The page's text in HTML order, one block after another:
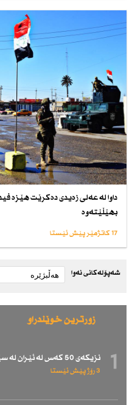
داوا لە عەلی زەیدی دەكرێت هێزە
بهێڵێتەوە
17 کاتژمێر پێش ئێستا
شەپۆلەکانی نەوا
زۆرترین خوێندراو
1 نزیكەی 50 كەس لە ئێران لە سێدارە دراون
3 رۆژ پێش ئێستا